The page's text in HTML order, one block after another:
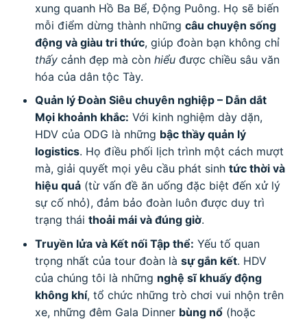
xung quanh Hồ Ba Bể, Động Puông. Họ sẽ biến
mỗi điểm dừng thành những câu chuyện sống
động và giàu tri thức, giúp đoàn bạn không chỉ
thấycảnh đẹp mà còn hiểuđược chiều sâu văn
hóa của dân tộc Tày.
Quản lý Đoàn Siêu chuyên nghiệp – Dẫn dắt
Mọi khoảnh khắc: Với kinh nghiệm dày dặn,
HDV của ODG là những bậc thầy quản lý
logistics. Họ điều phối lịch trình một cách mượt
mà, giải quyết mọi yêu cầu phát sinh tức thời và
hiệu quả(từ vấn đề ăn uống đặc biệt đến xử lý
sự cố nhỏ), đảm bảo đoàn luôn được duy trì
trạng thái thoải mái và đúng giờ.
Truyền lửa và Kết nối Tập thể: Yếu tố quan
trọng nhất của tour đoàn là sự gắn kết. HDV
của chúng tôi là những nghệ sĩ khuấy động
không khí, tổ chức những trò chơi vui nhộn trên
xe, những đêm Gala Dinner bùng nổ(hoặc